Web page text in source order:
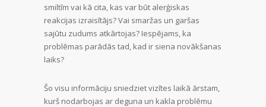
smiltīm vai kā cita, kas var būt alerģiskas
reakcijas izraisītājs? Vai smaržas un garšas
sajūtu zudums atkārtojas? Iespējams, ka
problēmas parādās tad, kad ir siena novākšanas
laiks?
Šo visu informāciju sniedziet vizītes laikā ārstam,
kurš nodarbojas ar deguna un kakla problēmu